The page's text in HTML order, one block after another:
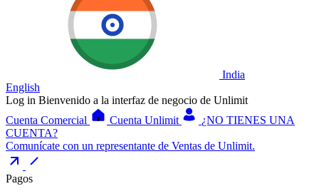
India
English
Log in Bienvenido a la interfaz de negocio de Unlimit
Cuenta Comercial
Cuenta Unlimit
¿NO TIENES UNA
CUENTA?
Comunícate con un representante de Ventas de Unlimit.
Pagos